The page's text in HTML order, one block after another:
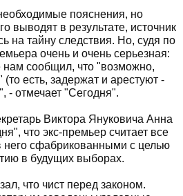
пояснения, но
выводят в результате, источник
на тайну следствия. Но, судя по
очень и очень серьезная:
нам сообщил, что "возможно,
есть, задержат и арестуют -
- отмечает "Сегодня".
Виктора Януковича Анна
что экс-премьер считает все
него сфабрикованными с целью
в будущих выборах.
что чист перед законом.